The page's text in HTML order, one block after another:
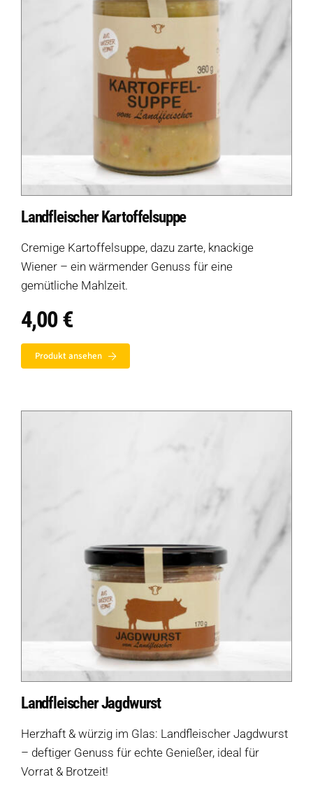
Landfleischer Kartoffelsuppe
Cremige Kartoffelsuppe, dazu zarte, knackige
Wiener – ein wärmender Genuss für eine
gemütliche Mahlzeit.
4,00€
Produkt ansehen
Landfleischer Jagdwurst
Herzhaft & würzig im Glas: Landfleischer Jagdwurst
– deftiger Genuss für echte Genießer, ideal für
Vorrat & Brotzeit!